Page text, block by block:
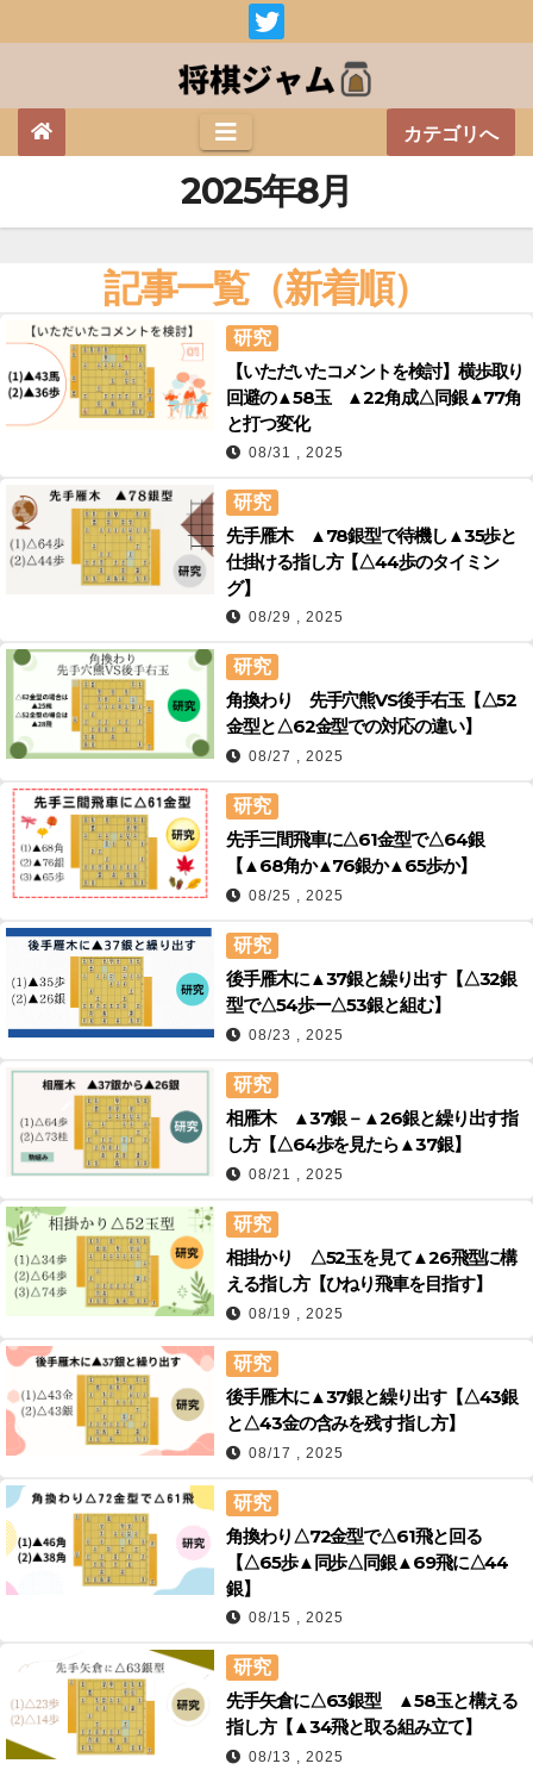
カテゴリへ
2025年8月
記事一覧（新着順）
研究
【いただいたコメントを検討】横歩取り
回避の▲58玉 ▲22角成△同銀▲77角
と打つ変化
08/31 , 2025
研究
先手雁木 ▲78銀型で待機し▲35歩と
仕掛ける指し方【△44歩のタイミン
グ】
08/29 , 2025
研究
角換わり 先手穴熊VS後手右玉【△52
金型と△62金型での対応の違い】
08/27 , 2025
研究
先手三間飛車に△61金型で△64銀
【▲68角か▲76銀か▲65歩か】
08/25 , 2025
研究
後手雁木に▲37銀と繰り出す【△32銀
型で△54歩ー△53銀と組む】
08/23 , 2025
研究
相雁木 ▲37銀－▲26銀と繰り出す指
し方【△64歩を見たら▲37銀】
08/21 , 2025
研究
相掛かり △52玉を見て▲26飛型に構
える指し方【ひねり飛車を目指す】
08/19 , 2025
研究
後手雁木に▲37銀と繰り出す【△43銀
と△43金の含みを残す指し方】
08/17 , 2025
研究
角換わり△72金型で△61飛と回る
【△65歩▲同歩△同銀▲69飛に△44
銀】
08/15 , 2025
研究
先手矢倉に△63銀型 ▲58玉と構える
指し方【▲34飛と取る組み立て】
08/13 , 2025